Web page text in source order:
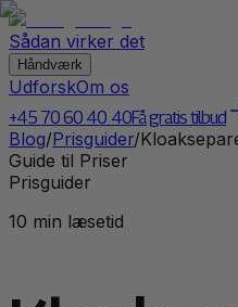
Sådan virker det
Håndværk
UdforskOm os
+45 70 60 40 40Få gratis tilbud
Blog/Prisguider/
Guide til Priser
Prisguider
10 min læsetid